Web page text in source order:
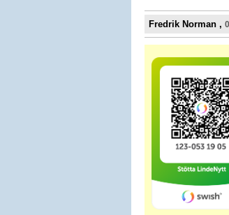
Fredrik Norman ,